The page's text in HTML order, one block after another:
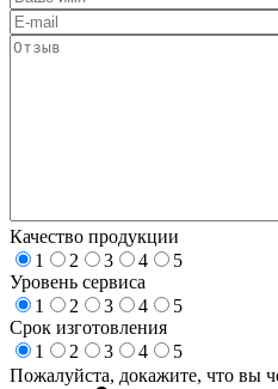
Качество продукции
1
2 3 4
5
Уровень сервиса
1
2 3 4
5
Срок изготовления
1
2 3 4
5
Пожалуйста, докажите, что вы